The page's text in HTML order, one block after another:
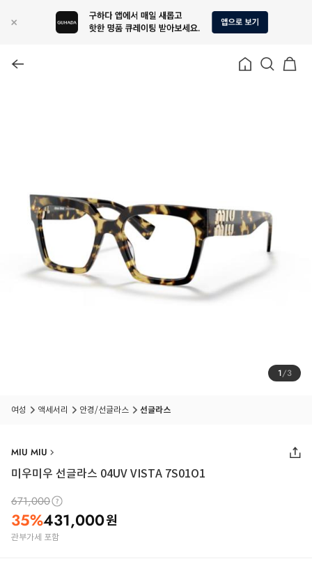
1/3
여성 액세서리 안경/선글라스 선글라스
MIU MIU
미우미우 선글라스 04UV VISTA 7S01O1
671,000
35%431,000원
관부가세 포함